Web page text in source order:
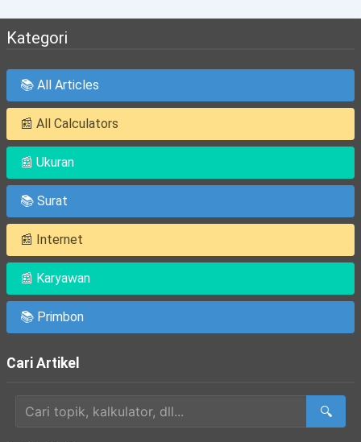
Kategori
📚 All Articles
📰 All Calculators
📰 Ukuran
📚 Surat
📰 Internet
📰 Karyawan
📚 Primbon
Cari Artikel
🔍